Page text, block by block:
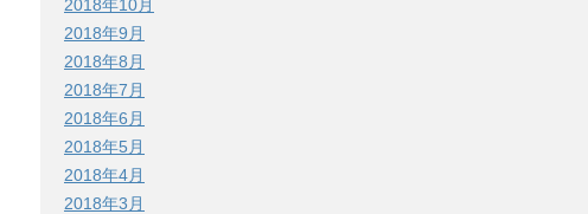
2018年10月
2018年9月
2018年8月
2018年7月
2018年6月
2018年5月
2018年4月
2018年3月